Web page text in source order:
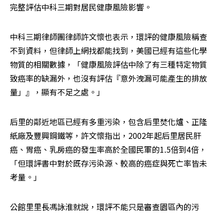
完整評估中科三期對居民健康風險影響。
中科三期律師團律師許文懷也表示，環評的健康風險稱查
不到資料，但律師上網找都能找到，美國已經有這些化學
物質的相關數據，「健康風險評估中除了有三種特定物質
致癌率的缺漏外，也沒有評估『意外洩漏可能產生的排放
量」』，顯有不足之處。」
后里的鄰近地區已經有多重污染，包含后里焚化爐、正隆
紙廠及豐興鋼鐵等，許文懷指出，2002年起后里居民肝
癌、胃癌、乳房癌的發生率高於全國民軍的1.5倍到4倍，
「但環評書中對於既存污染源、較高的癌症與死亡率皆未
考量。」
公館里里長馮詠淮就說，環評不能只是審查園區內的污